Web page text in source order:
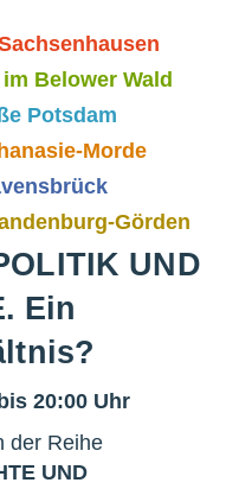
Belower Wald
Potsdam
Morde
Görden
UND
Ein
20:00 Uhr
der Reihe
UND